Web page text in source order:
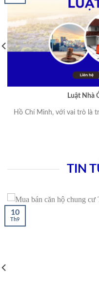
Luật Nhà
Hồ Chí Minh, với vai trò là
TIN
10
Th9